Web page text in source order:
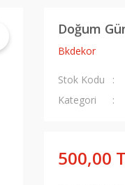
Doğum
Bkdekor
Stok Kodu
Kategori
500,00